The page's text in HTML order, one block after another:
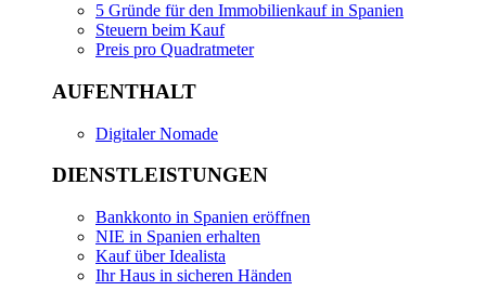
5 Gründe für den Immobilienkauf in Spanien
Steuern beim Kauf
Preis pro Quadratmeter
AUFENTHALT
Digitaler Nomade
DIENSTLEISTUNGEN
Bankkonto in Spanien eröffnen
NIE in Spanien erhalten
Kauf über Idealista
Ihr Haus in sicheren Händen